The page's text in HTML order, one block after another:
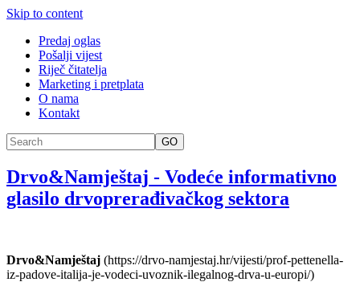
Skip to content
Predaj oglas
Pošalji vijest
Riječ čitatelja
Marketing i pretplata
O nama
Kontakt
GO
Drvo&Namještaj - Vodeće informativno
glasilo drvoprerađivačkog sektora
Drvo&Namještaj (https://drvo-namjestaj.hr/vijesti/prof-pettenella-
iz-padove-italija-je-vodeci-uvoznik-ilegalnog-drva-u-europi/)